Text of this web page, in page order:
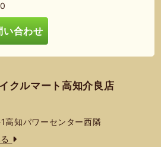
い合わせ
クルマート高知介良店
知パワーセンター西隣